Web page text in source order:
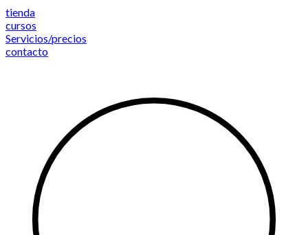
Saltar
al
contenido
tienda
cursos
Servicios/precios
contacto